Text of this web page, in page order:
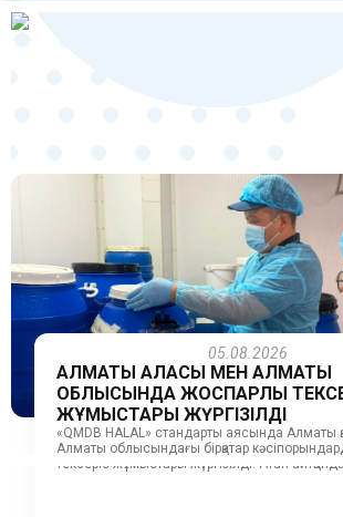
05.08.2026
АЛМАТЫ ҚАЛАСЫ МЕН АЛМАТЫ
ОБЛЫСЫНДА ЖОСПАРЛЫ
ЖҰМЫСТАРЫ ЖҮРГІЗІЛДІ
«QMDB HALAL» стандарты аясында Алматы
Алматы облысындағы бірқатар
тексеріс жұмыстары жүргізілді. Атап